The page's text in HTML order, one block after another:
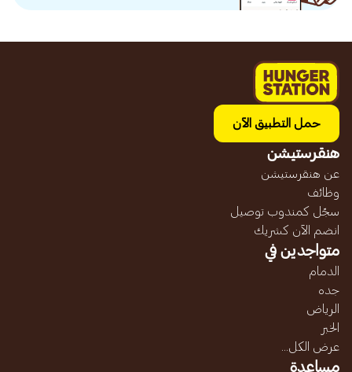
حمل التطبيق الآن
هنقرستيشن
عن هنقرستيشن
وظائف
سجّل كمندوب توصيل
انضم الآن كشريك
متواجدين في
الدمام
جده
الرياض
الخبر
عرض الكل...
مساعدة